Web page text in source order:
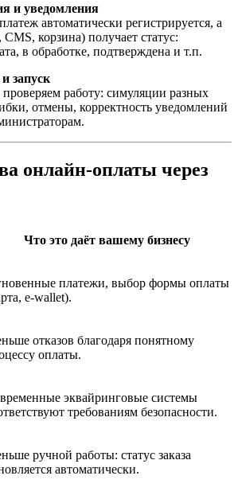
и уведомления
автоматически регистрируется, а
корзина) получает статус:
в обработке, подтверждена и т.п.
запуск
работу: симуляции разных
отмены, корректность уведомлений
онлайн-оплаты через
Что это даёт вашему бизнесу
платежи, выбор формы оплаты
e-wallet).
отказов благодаря понятному
оплаты.
эквайринговые системы
требованиям безопасности.
ручной работы: статус заказа
автоматически.